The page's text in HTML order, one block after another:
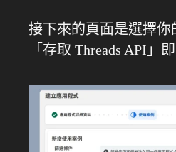
接下來的頁面是選擇
「存取 Threads API」